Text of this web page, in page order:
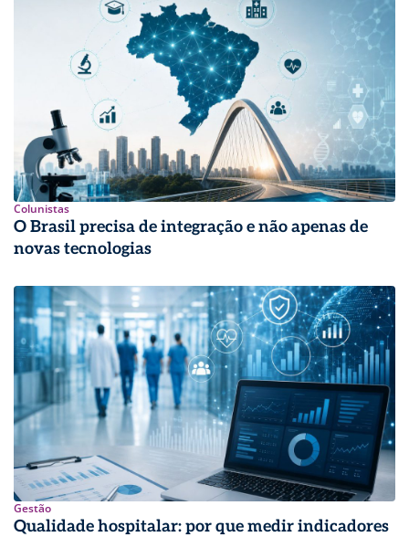
Colunistas
O Brasil precisa de integração e não apenas de
novas tecnologias
Gestão
Qualidade hospitalar: por que medir indicadores